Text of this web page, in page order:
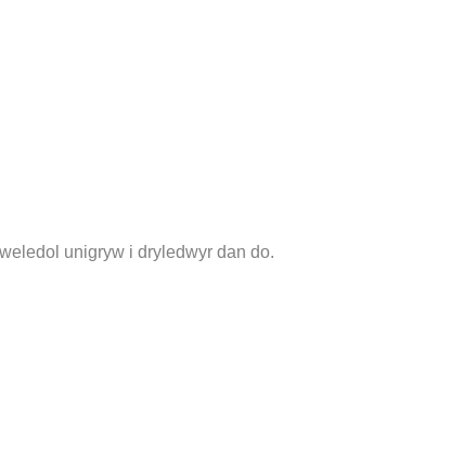
unigryw i dryledwyr dan do.